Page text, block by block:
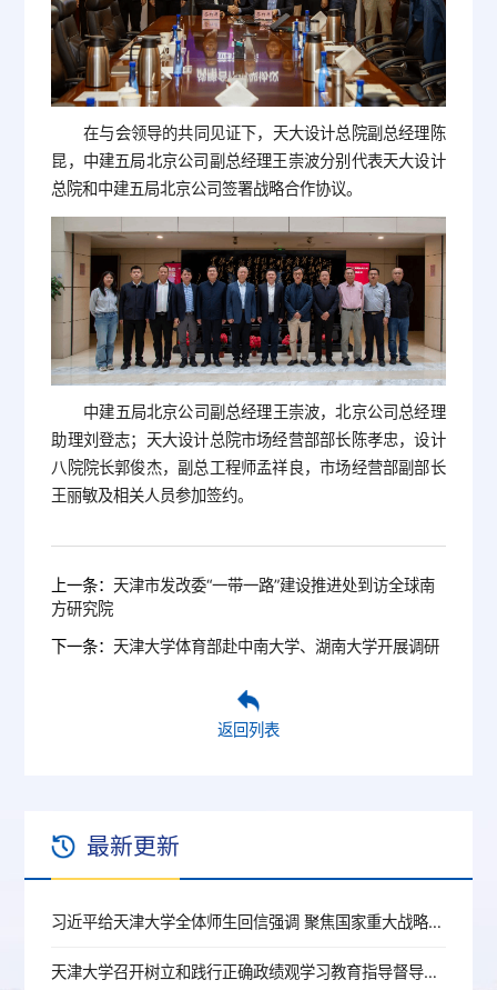
在与会领导的共同见证下，天大设计总院副总经理陈
昆，中建五局北京公司副总经理王崇波分别代表天大设计
总院和中建五局北京公司签署战略合作协议。
中建五局北京公司副总经理王崇波，北京公司总经理
助理刘登志；天大设计总院市场经营部部长陈孝忠，设计
八院院长郭俊杰，副总工程师孟祥良，市场经营部副部长
王丽敏及相关人员参加签约。
上一条： 天津市发改委“一带一路”建设推进处到访全球南
方研究院
下一条： 天津大学体育部赴中南大学、湖南大学开展调研
返回列表
最新更新
习近平给天津大学全体师生回信强调 聚焦国家重大战略需求提高人才培养质量 更好服务经济社会发展
天津大学召开树立和践行正确政绩观学习教育指导督导工作推进会